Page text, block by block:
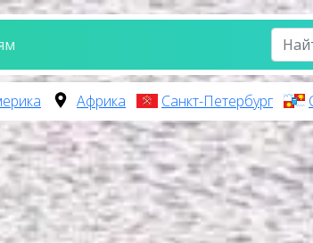
Африка Санкт-Петербург